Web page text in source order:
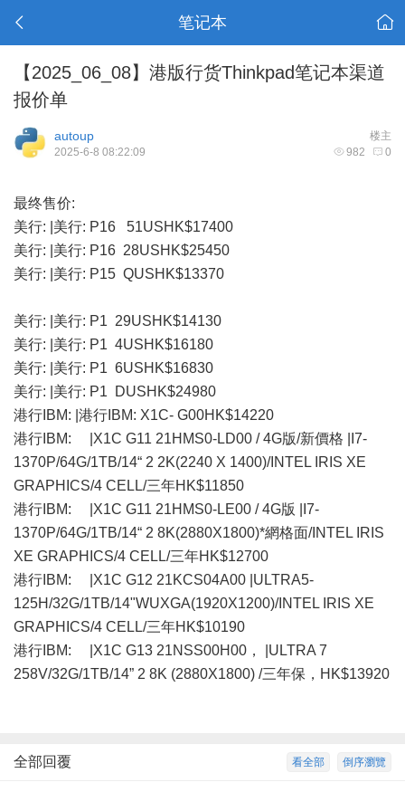
笔记本
【2025_06_08】港版行货Thinkpad笔记本渠道
报价单
楼主
autoup
982 0
2025-6-8 08:22:09
最终售价:
美行: |美行: P16 51USHK$17400
美行: |美行: P16 28USHK$25450
美行: |美行: P15 QUSHK$13370
美行: |美行: P1 29USHK$14130
美行: |美行: P1 4USHK$16180
美行: |美行: P1 6USHK$16830
美行: |美行: P1 DUSHK$24980
港行IBM: |港行IBM: X1C- G00HK$14220
港行IBM: |X1C G11 21HMS0-LD00 / 4G版/新價格 |I7-
1370P/64G/1TB/14“ 2 2K(2240 X 1400)/INTEL IRIS XE
GRAPHICS/4 CELL/三年HK$11850
港行IBM: |X1C G11 21HMS0-LE00 / 4G版 |I7-
1370P/64G/1TB/14“ 2 8K(2880X1800)*網格面/INTEL IRIS
XE GRAPHICS/4 CELL/三年HK$12700
港行IBM: |X1C G12 21KCS04A00 |ULTRA5-
125H/32G/1TB/14"WUXGA(1920X1200)/INTEL IRIS XE
GRAPHICS/4 CELL/三年HK$10190
港行IBM: |X1C G13 21NSS00H00， |ULTRA 7
258V/32G/1TB/14” 2 8K (2880X1800) /三年保，HK$13920
倒序瀏覽
看全部
全部回覆